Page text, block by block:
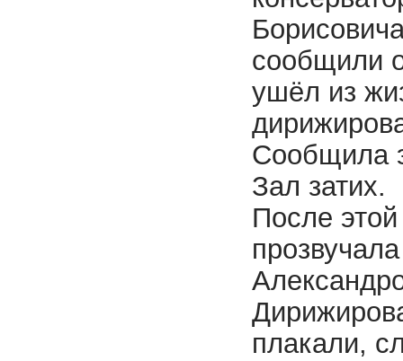
сообщили
ушёл из
Сообщила
Зал затих.
После
плакали,